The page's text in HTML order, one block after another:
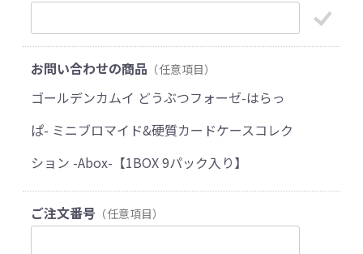
お問い合わせの商品 （任意項目）
ゴールデンカムイ どうぶつフォーゼ-はらっ
ぱ- ミニブロマイド&硬質カードケースコレク
ション -Abox-【1BOX 9パック入り】
ご注文番号 （任意項目）